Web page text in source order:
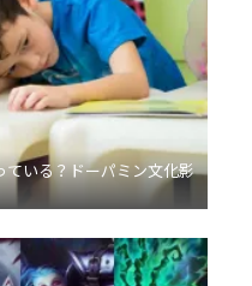
ている？ドーパミン文化影